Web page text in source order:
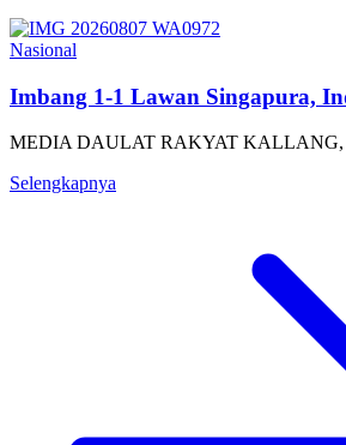
Nasional
Imbang 1-1 Lawan Singapura,
MEDIA DAULAT RAKYAT
Selengkapnya